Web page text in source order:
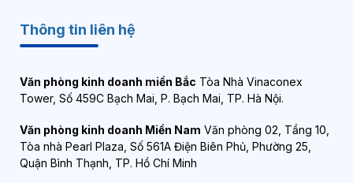
Thông tin liên hệ
Văn phòng kinh doanh miền Bắc Tòa Nhà Vinaconex
Tower, Số 459C Bạch Mai, P. Bạch Mai, TP. Hà Nội.
Văn phòng kinh doanh Miền Nam Văn phòng 02, Tầng 10,
Tòa nhà Pearl Plaza, Số 561A Điện Biên Phủ, Phường 25,
Quận Bình Thạnh, TP. Hồ Chí Minh